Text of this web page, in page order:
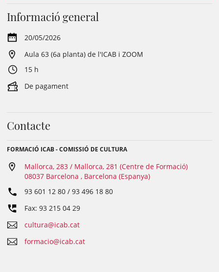
Informació general
20/05/2026
Aula 63 (6a planta) de l'ICAB i ZOOM
15 h
De pagament
Contacte
FORMACIÓ ICAB - COMISSIÓ DE CULTURA
Mallorca, 283 / Mallorca, 281 (Centre de Formació)
08037 Barcelona , Barcelona (Espanya)
93 601 12 80 / 93 496 18 80
Fax: 93 215 04 29
cultura@icab.cat
formacio@icab.cat